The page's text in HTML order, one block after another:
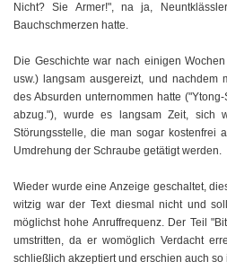
Nicht? Sie Armer!", na ja,
Bauchschmerzen hatte.
Die Geschichte war nach einigen
usw.) langsam ausgereizt, und nachdem
des Absurden unternommen hatte
abzug."), wurde es langsam Zeit, sich
Störungsstelle, die man sogar kostenfrei
Umdrehung der Schraube getätigt werden.
Wieder wurde eine Anzeige geschaltet,
witzig war der Text diesmal nicht und
möglichst hohe Anruffrequenz. Der Teil
umstritten, da er womöglich Verdacht
schließlich akzeptiert und erschien auch so